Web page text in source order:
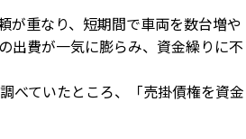
が重なり、短期間で車両を数台増や
出費が一気に膨らみ、資金繰りに不
べていたところ、「売掛債権を資金